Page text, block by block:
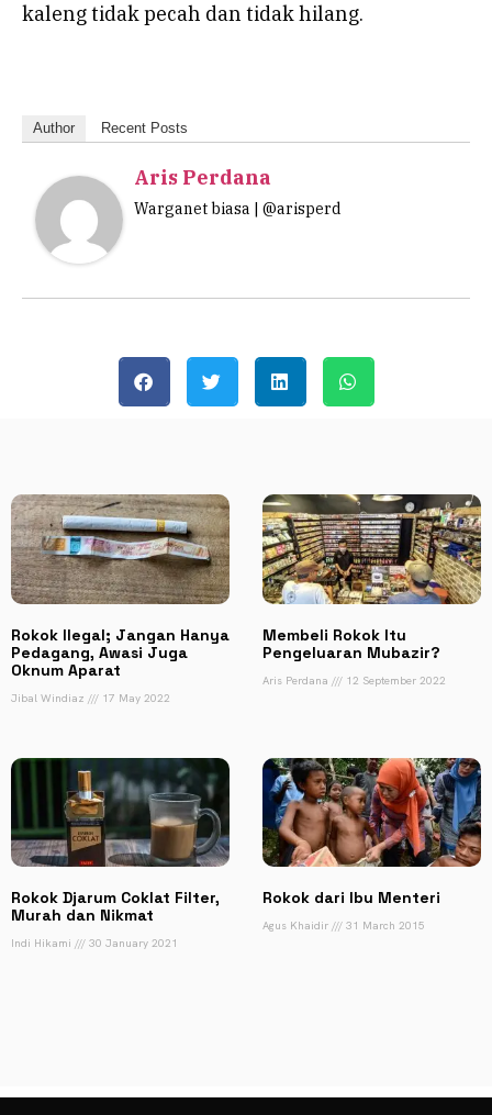
kaleng tidak pecah dan tidak hilang.
Author Recent Posts
Aris Perdana
Warganet biasa | @arisperd
Rokok Ilegal; Jangan Hanya
Pedagang, Awasi Juga
Oknum Aparat
Jibal Windiaz 17 May 2022
Membeli Rokok Itu
Pengeluaran Mubazir?
Aris Perdana 12 September 2022
Rokok Djarum Coklat Filter,
Murah dan Nikmat
Indi Hikami 30 January 2021
Rokok dari Ibu Menteri
Agus Khaidir 31 March 2015